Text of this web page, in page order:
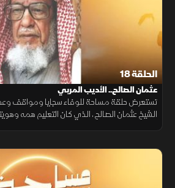
الحلقة 18
عثمان الصالح.. الأديب المربي
تستعرض حلقة مساحة للوفاء سجايا ومواقف
الشيخ عثمان الصالح، الذي كان التعليم همه وهويته،